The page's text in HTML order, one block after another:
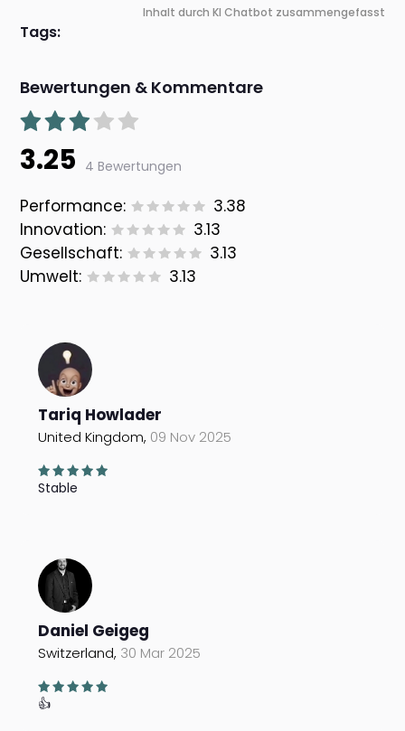
Inhalt durch KI Chatbot zusammengefasst
Tags:
Bewertungen & Kommentare
3.25 4 Bewertungen
Performance:
3.38
Innovation:
3.13
Gesellschaft:
3.13
Umwelt:
3.13
Tariq Howlader
United Kingdom, 09 Nov 2025
Stable
Daniel Geigeg
Switzerland, 30 Mar 2025
👍